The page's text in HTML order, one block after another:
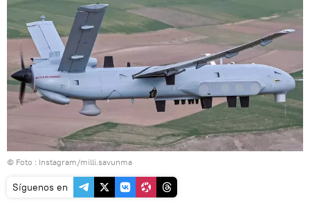
© Foto : Instagram/milli.savunma
Síguenos en